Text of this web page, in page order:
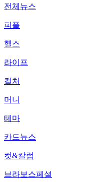
전체뉴스
피플
헬스
라이프
컬처
머니
테마
카드뉴스
컷&칼럼
브라보스페셜